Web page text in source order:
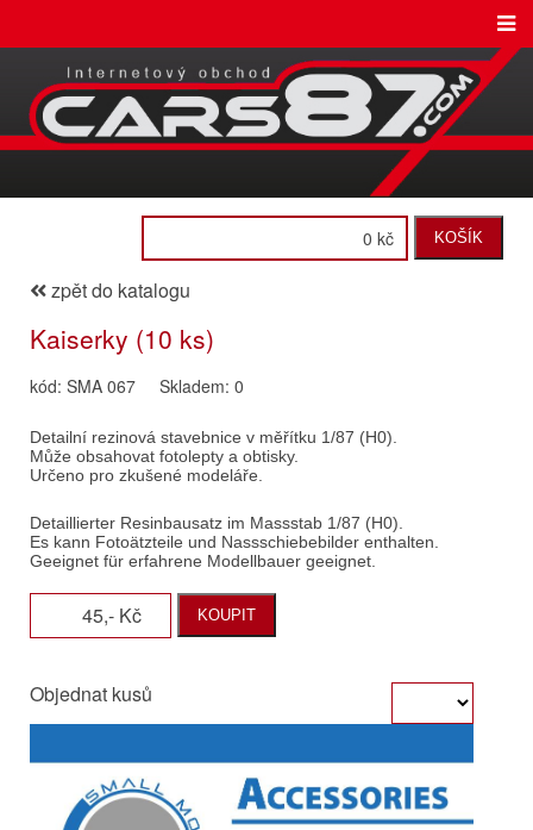
0 kč KOŠÍK
zpět do katalogu
Kaiserky (10 ks)
kód: SMA 067 Skladem: 0
45,- Kč KOUPIT
Objednat kusů